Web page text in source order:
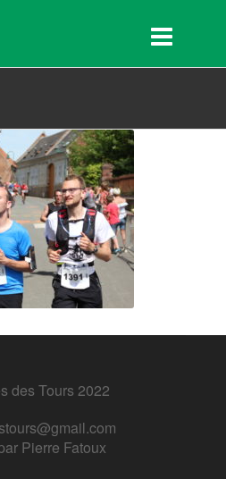
des Tours 2022
Pierre Fatoux